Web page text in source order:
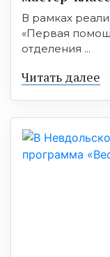
В рамках
«Первая
отделения ...
Читать далее